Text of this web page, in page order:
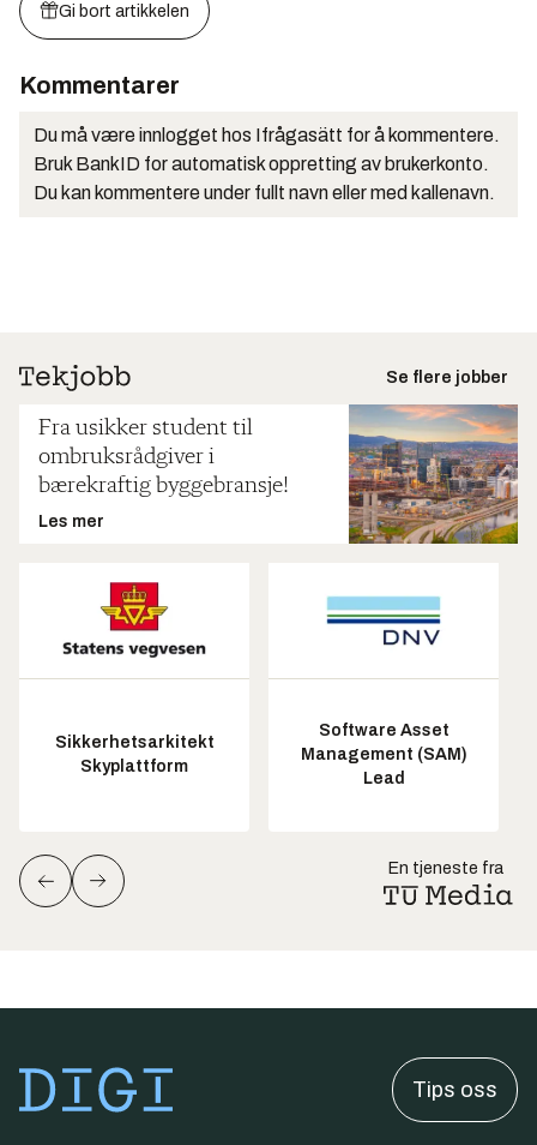
Gi bort artikkelen
Kommentarer
Du må være innlogget hos Ifrågasätt for å kommentere.
Bruk BankID for automatisk oppretting av brukerkonto.
Du kan kommentere under fullt navn eller med kallenavn.
Se flere jobber
Fra usikker student til
ombruksrådgiver i
bærekraftig byggebransje!
Les mer
Sikkerhetsarkitekt
Skyplattform
Software Asset
Management (SAM)
Lead
En tjeneste fra
Tips oss